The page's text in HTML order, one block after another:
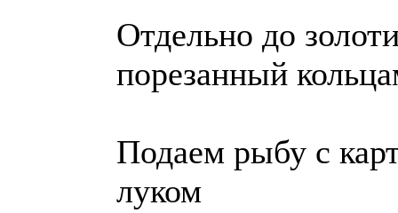
Отдельно до
порезанный
Подаем рыбу с
луком